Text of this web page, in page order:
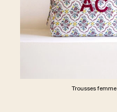
Trousses femme